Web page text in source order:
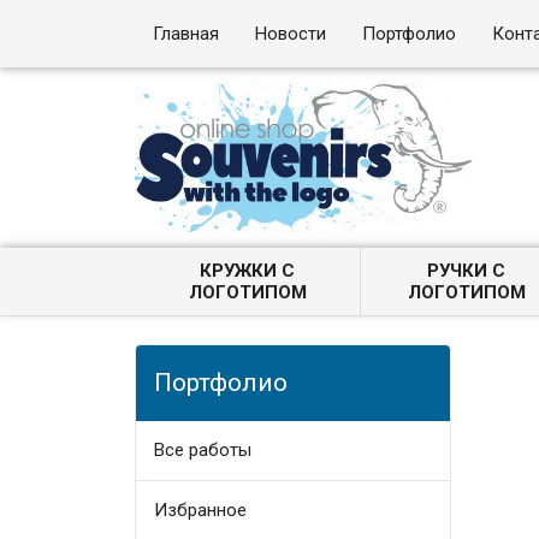
Главная Новости Портфолио
КРУЖКИ С
ЛОГОТИПОМ
РУЧКИ С
ЛОГОТИПОМ
Портфолио
Все работы
Избранное